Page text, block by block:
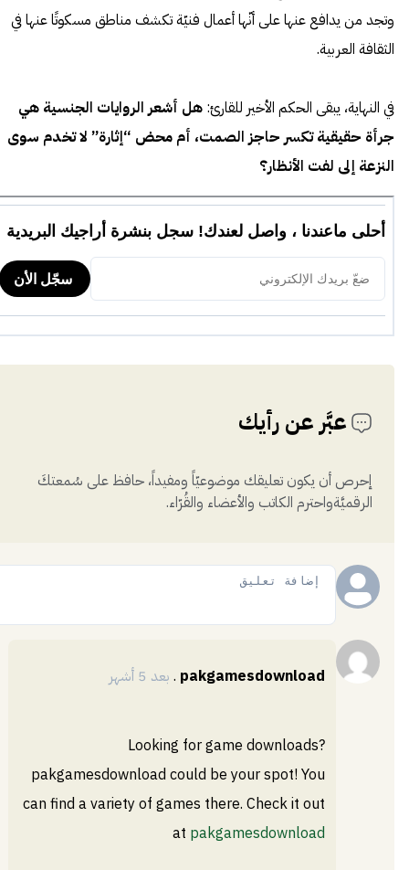
وتجد من يدافع عنها على أنّها أعمال فنيّة تكشف مناطق مسكوتًا عنها في
الثقافة العربية.
في النهاية، يبقى الحكم الأخير للقارئ: هل أشعر الروايات الجنسية هي
جرأة حقيقية تكسر حاجز الصمت، أم محض “إثارة” لا تخدم سوى
النزعة إلى لفت الأنظار؟
عبَّر عن رأيك
إحرص أن يكون تعليقك موضوعيّاً ومفيداً، حافظ على سُمعتكَ
الرقميَّةواحترم الكاتب والأعضاء والقُرّاء.
pakgamesdownload
. بعد 5 أشهر
Looking for game downloads?
pakgamesdownload could be your spot! You
can find a variety of games there. Check it out
at pakgamesdownload